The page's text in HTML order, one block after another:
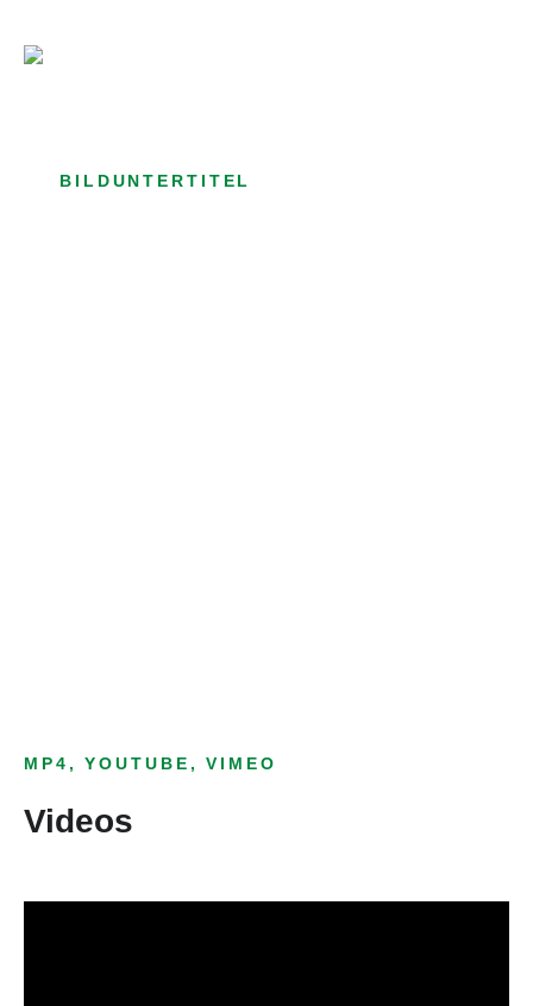
BILDUNTERTITEL
MP4, YOUTUBE, VIMEO
Videos